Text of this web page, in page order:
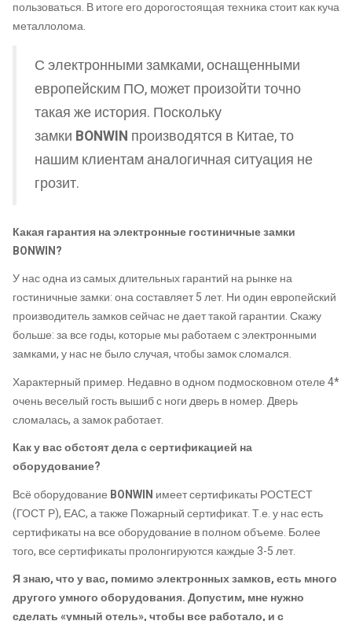
пользоваться. В итоге его дорогостоящая техника стоит как куча
металлолома.
С электронными замками, оснащенными
европейским ПО, может произойти точно
такая же история. Поскольку
замки BONWIN производятся в Китае, то
нашим клиентам аналогичная ситуация не
грозит.
Какая гарантия на электронные гостиничные замки
BONWIN?
У нас одна из самых длительных гарантий на рынке на
гостиничные замки: она составляет 5 лет. Ни один европейский
производитель замков сейчас не дает такой гарантии. Скажу
больше: за все годы, которые мы работаем с электронными
замками, у нас не было случая, чтобы замок сломался.
Характерный пример. Недавно в одном подмосковном отеле 4*
очень веселый гость вышиб с ноги дверь в номер. Дверь
сломалась, а замок работает.
Как у вас обстоят дела с сертификацией на
оборудование?
Всё оборудование BONWIN имеет сертификаты РОСТЕСТ
(ГОСТ Р), ЕАС, а также Пожарный сертификат. Т.е. у нас есть
сертификаты на все оборудование в полном объеме. Более
того, все сертификаты пролонгируются каждые 3-5 лет.
Я знаю, что у вас, помимо электронных замков, есть много
другого умного оборудования. Допустим, мне нужно
сделать «умный отель», чтобы все работало, и с